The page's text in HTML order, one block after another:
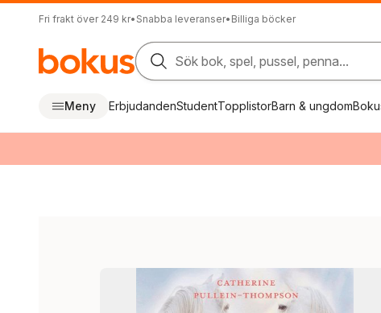
Fri frakt över 249 kr• Snabba leveranser• Billiga böcker
Sök bok, spel, pussel, penna...
Meny ErbjudandenStudentTopplistorBarn & ungdom